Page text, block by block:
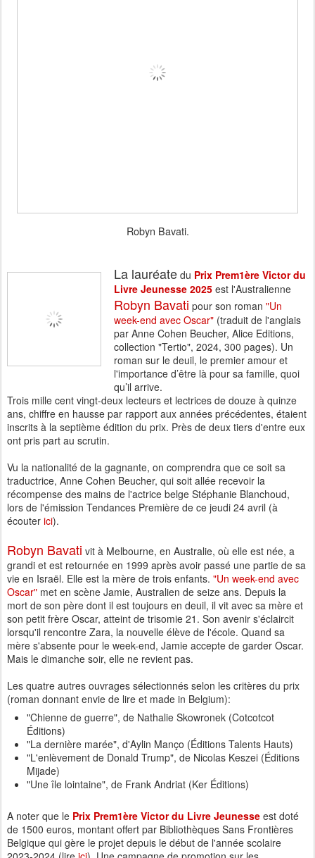
Robyn Bavati.
La lauréate du Prix Prem1ère Victor du
Livre Jeunesse 2025 est l'Australienne
Robyn Bavati pour son roman "Un
week-end avec Oscar" (traduit de l'anglais
par Anne Cohen Beucher, Alice Editions,
collection "Tertio", 2024, 300 pages). Un
roman sur le deuil, le premier amour et
l'importance d’être là pour sa famille, quoi
qu’il arrive.
Trois mille cent vingt-deux lecteurs et lectrices de douze à quinze
ans, chiffre en hausse par rapport aux années précédentes, étaient
inscrits à la septième édition du prix. Près de deux tiers d'entre eux
ont pris part au scrutin.
Vu la nationalité de la gagnante, on comprendra que ce soit sa
traductrice, Anne Cohen Beucher, qui soit allée recevoir la
récompense des mains de l'actrice belge Stéphanie Blanchoud,
lors de l'émission Tendances Première de ce jeudi 24 avril (à
écouter ici).
Robyn Bavati vit à Melbourne, en Australie, où elle est née, a
grandi et est retournée en 1999 après avoir passé une partie de sa
vie en Israël. Elle est la mère de trois enfants. "Un week-end avec
Oscar" met en scène Jamie, Australien de seize ans. Depuis la
mort de son père dont il est toujours en deuil, il vit avec sa mère et
son petit frère Oscar, atteint de trisomie 21. Son avenir s'éclaircit
lorsqu'il rencontre Zara, la nouvelle élève de l'école. Quand sa
mère s'absente pour le week-end, Jamie accepte de garder Oscar.
Mais le dimanche soir, elle ne revient pas.
Les quatre autres ouvrages sélectionnés selon les critères du prix
(roman donnant envie de lire et made in Belgium):
"Chienne de guerre", de Nathalie Skowronek (Cotcotcot
Éditions)
"La dernière marée", d'Aylin Manço (Éditions Talents Hauts)
"L'enlèvement de Donald Trump", de Nicolas Keszei (Éditions
Mijade)
"Une île lointaine", de Frank Andriat (Ker Éditions)
A noter que le Prix Prem1ère Victor du Livre Jeunesse est doté
de 1500 euros, montant offert par Bibliothèques Sans Frontières
Belgique qui gère le projet depuis le début de l'année scolaire